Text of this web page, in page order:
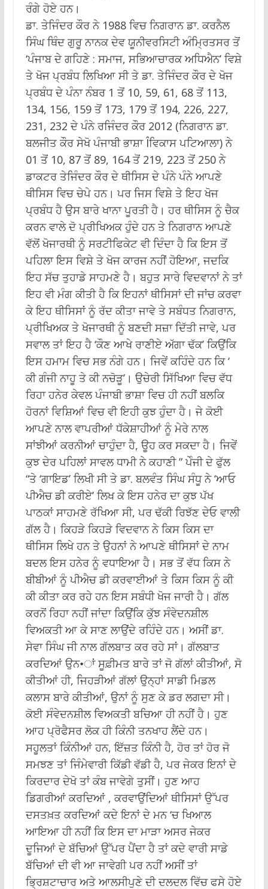
ਰੰਗੇ ਹੋਏ ਹਨ।
ਡਾ. ਤੇਜਿੰਦਰ ਕੌਰ ਨੇ 1988 ਵਿਚ ਨਿਗਰਾਨ ਡਾ. ਕਰਨੈਲ
ਸਿੰਘ ਥਿੰਦ ਗੁਰੂ ਨਾਨਕ ਦੇਵ ਯੂਨੀਵਰਸਿਟੀ ਅੰਮ੍ਰਿਤਸਰ ਤੋਂ
‘ਪੰਜਾਬ ਦੇ ਗਹਿਣੇ : ਸਮਾਜ, ਸਭਿਆਚਾਰਕ ਅਧਿਐਨ’ ਵਿਸ਼ੇ
ਤੇ ਖੋਜ ਪ੍ਰਬੰਧ ਲਿਖਿਆ ਸੀ ਤੇ ਡਾ. ਤੇਜਿੰਦਰ ਕੌਰ ਦੇ ਖੋਜ
ਪ੍ਰਬੰਧ ਦੇ ਪੰਨਾ ਨੰਬਰ 1 ਤੋਂ 10, 59, 61, 68 ਤੋਂ 113,
134, 156, 159 ਤੋਂ 173, 179 ਤੋਂ 194, 226, 227,
231, 232 ਦੇ ਪੰਨੇ ਰਜਿੰਦਰ ਕੌਰ 2012 (ਨਿਗਰਾਨ ਡਾ.
ਬਲਜੀਤ ਕੌਰ ਸੇਖੋ ਪੰਜਾਬੀ ਭਾਸ਼ਾ Îਵਿਕਾਸ ਪਟਿਆਲਾ) ਨੇ
01 ਤੋਂ 10, 87 ਤੋਂ 89, 164 ਤੋਂ 219, 223 ਤੋਂ 250 ਨੇ
ਡਾਕਟਰ ਤੇਜਿੰਦਰ ਕੌਰ ਦੇ ਥੀਸਿਸ ਦੇ ਪੰਨੇ ਪੰਨੇ ਆਪਣੇ
ਥੀਸਿਸ ਵਿਚ ਚੇਪੇ ਹਨ। ਪਰ ਜਿਸ ਵਿਸ਼ੇ ਤੇ ਇਹ ਖੋਜ
ਪ੍ਰਬੰਧ ਹੈ ਉਸ ਬਾਰੇ ਖਾਨਾ ਪੂਰਤੀ ਹੈ। ਹਰ ਥੀਸਿਸ ਨੂੰ ਚੈਕ
ਕਰਨ ਵਾਲੇ ਦੋ ਪ੍ਰੀਖਿਅਕ ਹੁੰਦੇ ਹਨ ਤੇ ਨਿਗਰਾਨ ਆਪਣੇ
ਵੱਲੋਂ ਖੋਜਾਰਥੀ ਨੂੰ ਸਰਟੀਫਿਕੇਟ ਵੀ ਦਿੰਦਾ ਹੈ ਕਿ ਇਸ ਤੋਂ
ਪਹਿਲਾ ਇਸ ਵਿਸ਼ੇ ਤੇ ਖੋਜ ਕਾਰਜ ਨਹੀਂ ਹੋਇਆ, ਜਦਕਿ
ਇਹ ਸੱਚ ਤੁਹਾਡੇ ਸਾਹਮਣੇ ਹੈ। ਬਹੁਤ ਸਾਰੇ ਵਿਦਵਾਨਾਂ ਨੇ ਤਾਂ
ਇਹ ਵੀ ਮੰਗ ਕੀਤੀ ਹੈ ਕਿ ਇਹਨਾਂ ਥੀਸਿਸਾਂ ਦੀ ਜਾਂਚ ਕਰਵਾ
ਕੇ ਇਹ ਥੀਸਿਸਾਂ ਨੂੰ ਰੱਦ ਕੀਤਾ ਜਾਵੇ ਤੇ ਸਬੰਧਤ ਨਿਗਰਾਨ,
ਪ੍ਰੀਖਿਅਕ ਤੇ ਖੋਜਾਰਥੀ ਨੂੰ ਬਣਦੀ ਸਜ਼ਾ ਦਿੱਤੀ ਜਾਵੇ, ਪਰ
ਸਵਾਲ ਤਾਂ ਇਹ ਹੈ ‘ਕੌਣ ਆਖੇ ਰਾਣੀਏ ਅੱਗਾ ਢੱਕ’ ਕਿਉਂਕਿ
ਇਸ ਹਮਾਮ ਵਿਚ ਸਭ ਨੰਗੇ ਹਨ। ਜਿਵੇਂ ਕਹਿੰਦੇ ਹਨ ਕਿ ‘
ਕੀ ਗੰਜੀ ਨਾਹੂ ਤੇ ਕੀ ਨਚੋੜੂ’। ਉਚੇਰੀ ਸਿੱਖਿਆ ਵਿਚ ਵੱਧ
ਰਿਹਾ ਹਨੇਰ ਕੇਵਲ ਪੰਜਾਬੀ ਭਾਸ਼ਾ ਵਿਚ ਹੀ ਨਹੀਂ ਬਲਕਿ
ਹੋਰਨਾਂ ਵਿਸ਼ਿਆਂ ਵਿਚ ਵੀ ਇਹੀ ਕੁਝ ਹੁੰਦਾ ਹੈ। ਜੇ ਕੋਈ
ਆਪਣੇ ਨਾਲ ਵਾਪਰੀਆਂ ਧੱਕੇਸ਼ਾਹੀਆਂ ਨੂੰ ਮੇਰੇ ਨਾਲ
ਸਾਂਝੀਆਂ ਕਰਨੀਆਂ ਚਾਹੁੰਦਾ ਹੈ, ਊਹ ਕਰ ਸਕਦਾ ਹੈ। ਜਿਵੇਂ
ਕੁਝ ਦੇਰ ਪਹਿਲਾਂ ਸਾਵਲ ਧਾਮੀ ਨੇ ਕਹਾਣੀ ” ਪੇੰਜੀ ਦੇ ਫੁੱਲ
“ਤੇ ‘ਗਾਇਡ’ ਲਿਖੀ ਸੀ ਤੇ ਡਾ. ਬਲਵੰਤ ਸਿੰਘ ਸੰਧੂ ਨੇ ‘ਆਓ
ਪੀਐਚ ਡੀ ਕਰੀਏ’ ਲਿਖ ਕੇ ਇਸ ਹਨੇਰ ਦਾ ਕੁਝ ਪੱਖ
ਪਾਠਕਾਂ ਸਾਹਮਣੇ ਰੱਖਿਆ ਸੀ, ਪਰ ਢੱਕੀ ਰਿਝੱਣ ਦੇਓ ਵਾਲੀ
ਗੱਲ ਹੈ। ਕਿਹੜੇ ਕਿਹੜੇ ਵਿਦਵਾਨ ਨੇ ਕਿਸ ਕਿਸ ਦਾ
ਥੀਸਿਸ ਲਿਖੇ ਹਨ ਤੇ ਉਹਨਾਂ ਨੇ ਆਪਣੇ ਥੀਸਿਸਾਂ ਦੇ ਨਾਮ
ਬਦਲ ਇਸ ਹਨੇਰ ਨੂੰ ਵਧਾਇਆ ਹੈ। ਸਭ ਤੋਂ ਵੱਧ ਕਿਸ ਨੇ
ਬੀਬੀਆਂ ਨੂੰ ਪੀਐਚ ਡੀ ਕਰਵਾਈਆਂ ਤੇ ਕਿਸ ਕਿਸ ਨੂੰ ਕੀ
ਕੀ ਕੀਤਾ ਕਰ ਰਹੇ ਹਨ ਇਸ ਸਬੰਧੀ ਖੋਜ ਜਾਰੀ ਹੈ। ਗੱਲ
ਕਰਨੋਂ ਰਿਹਾ ਨਹੀਂ ਜਾਂਦਾ ਕਿਉਂਕਿ ਕੁੱਝ ਸੰਵੇਦਨਸ਼ੀਲ
ਵਿਅਕਤੀ ਆ ਕੇ ਸਾਣ ਲਾਉਂਦੇ ਰਹਿੰਦੇ ਹਨ। ਅਸੀਂ ਡਾ.
ਸੇਵਾ ਸਿੰਘ ਜੀ ਨਾਲ ਗੱਲਬਾਤ ਕਰ ਰਹੇ ਸਾਂ। ਗੱਲਬਾਤ
ਕਰਦਿਆਂ ਉਨ•ਾਂ ਸੂਫ਼ੀਮਤ ਬਾਰੇ ਤਾਂ ਜੋ ਗੱਲਾਂ ਕੀਤੀਆਂ, ਸੋ
ਕੀਤੀਆਂ ਹੀ, ਜਿਹੜੀਆਂ ਗੱਲਾਂ ਉਨ੍ਹਾਂ ਸਾਡੀ ਮਿਡਲ
ਕਲਾਸ ਬਾਰੇ ਕੀਤੀਆਂ, ਉਨਾਂ ਨੂੰ ਸੁਣ ਕੇ ਡਰ ਲਗਦਾ ਸੀ।
ਕੋਈ ਸੰਵੇਦਨਸ਼ੀਲ ਵਿਅਕਤੀ ਬਚਿਆ ਹੀ ਨਹੀਂ ਹੈ। ਹੁਣ
ਆਹ ਪ੍ਰੋਫੈਸਰ ਲੋਕ ਹੀ ਕਿੰਨੀ ਤਨਖਾਹ ਲੈਂਦੇ ਹਨ।
ਸਹੂਲਤਾਂ ਕਿੰਨੀਆਂ ਹਨ, ਇੱਜ਼ਤ ਕਿੰਨੀ ਹੈ, ਹੋਰ ਤਾਂ ਹੋਰ ਜੋ
ਸਮਝਣ ਤਾਂ ਜਿੰਮੇਵਾਰੀ ਕਿੱਡੀ ਵੱਡੀ ਹੈ, ਪਰ ਜੇਕਰ ਇਨਾਂ ਦੇ
ਕਿਰਦਾਰ ਦੇਖੋ ਤਾਂ ਕੰਬ ਜਾਵੇਗੇ ਤੁਸੀਂ। ਹੁਣ ਆਹ
ਡਿਗਰੀਆਂ ਕਰਦਿਆਂ , ਕਰਵਾਉਂਦਿਆਂ ਥੀਸਿਸਾਂ ਉੱਪਰ
ਦਸਤਖ਼ਤ ਕਰਦਿਆਂ ਕਦੇ ਇਨਾਂ ਦੇ ਮਨ ‘ਚ ਖਿਆਲ
ਆਇਆ ਹੀ ਨਹੀਂ ਕਿ ਇਸ ਦਾ ਮਾੜਾ ਅਸਰ ਜੇਕਰ
ਦੂਜਿਆਂ ਦੇ ਬੱਚਿਆਂ ਉੱਪਰ ਪੈਂਦਾ ਹੈ ਤਾਂ ਕਦੇ ਵਾਰੀ ਸਾਡੇ
ਬੱਚਿਆਂ ਦੀ ਵੀ ਆ ਜਾਵੇਗੀ ਪਰ ਨਹੀਂ ਅਸੀਂ ਤਾਂ
ਭ੍ਰਿਸ਼ਟਾਚਾਰ ਅਤੇ ਆਲਸੀਪੁਣੇ ਦੀ ਦਲਦਲ ਵਿੱਚ ਫਸੇ ਹੋਏ